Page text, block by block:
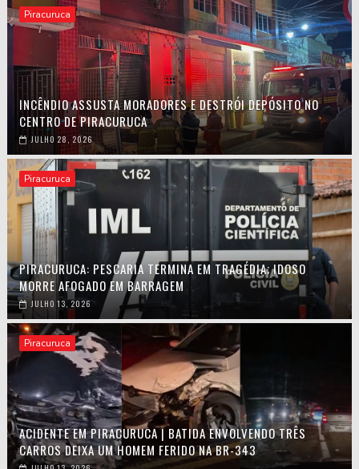
Piracuruca
INCÊNDIO ASSUSTA MORADORES E DESTRÓI DEPÓSITO NO
CENTRO DE PIRACURUCA
JULHO 28, 2026
Piracuruca
PIRACURUCA: PESCARIA TERMINA EM TRAGÉDIA; IDOSO
MORRE AFOGADO EM BARRAGEM
JULHO 13, 2026
Piracuruca
ACIDENTE EM PIRACURUCA | BATIDA ENVOLVENDO TRÊS
CARROS DEIXA UM HOMEM FERIDO NA BR-343